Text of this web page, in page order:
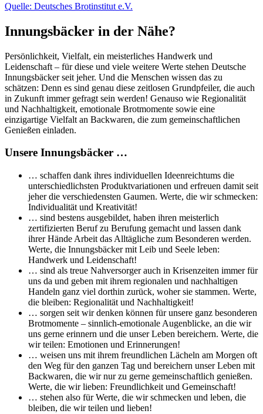
Quelle: Deutsches Brotinstitut e.V.
Innungsbäcker in der Nähe?
Persönlichkeit, Vielfalt, ein meisterliches Handwerk und
Leidenschaft – für diese und viele weitere Werte stehen Deutsche
Innungsbäcker seit jeher. Und die Menschen wissen das zu
schätzen: Denn es sind genau diese zeitlosen Grundpfeiler, die auch
in Zukunft immer gefragt sein werden! Genauso wie Regionalität
und Nachhaltigkeit, emotionale Brotmomente sowie eine
einzigartige Vielfalt an Backwaren, die zum gemeinschaftlichen
Genießen einladen.
Unsere Innungsbäcker …
… schaffen dank ihres individuellen Ideenreichtums die
unterschiedlichsten Produktvariationen und erfreuen damit seit
jeher die verschiedensten Gaumen. Werte, die wir schmecken:
Individualität und Kreativität!
… sind bestens ausgebildet, haben ihren meisterlich
zertifizierten Beruf zu Berufung gemacht und lassen dank
ihrer Hände Arbeit das Alltägliche zum Besonderen werden.
Werte, die Innungsbäcker mit Leib und Seele leben:
Handwerk und Leidenschaft!
… sind als treue Nahversorger auch in Krisenzeiten immer für
uns da und geben mit ihrem regionalen und nachhaltigen
Handeln ganz viel dorthin zurück, woher sie stammen. Werte,
die bleiben: Regionalität und Nachhaltigkeit!
… sorgen seit wir denken können für unsere ganz besonderen
Brotmomente – sinnlich-emotionale Augenblicke, an die wir
uns gerne erinnern und die unser Leben bereichern. Werte, die
wir teilen: Emotionen und Erinnerungen!
… weisen uns mit ihrem freundlichen Lächeln am Morgen oft
den Weg für den ganzen Tag und bereichern unser Leben mit
Backwaren, die wir nur zu gerne gemeinschaftlich genießen.
Werte, die wir lieben: Freundlichkeit und Gemeinschaft!
… stehen also für Werte, die wir schmecken und leben, die
bleiben, die wir teilen und lieben!